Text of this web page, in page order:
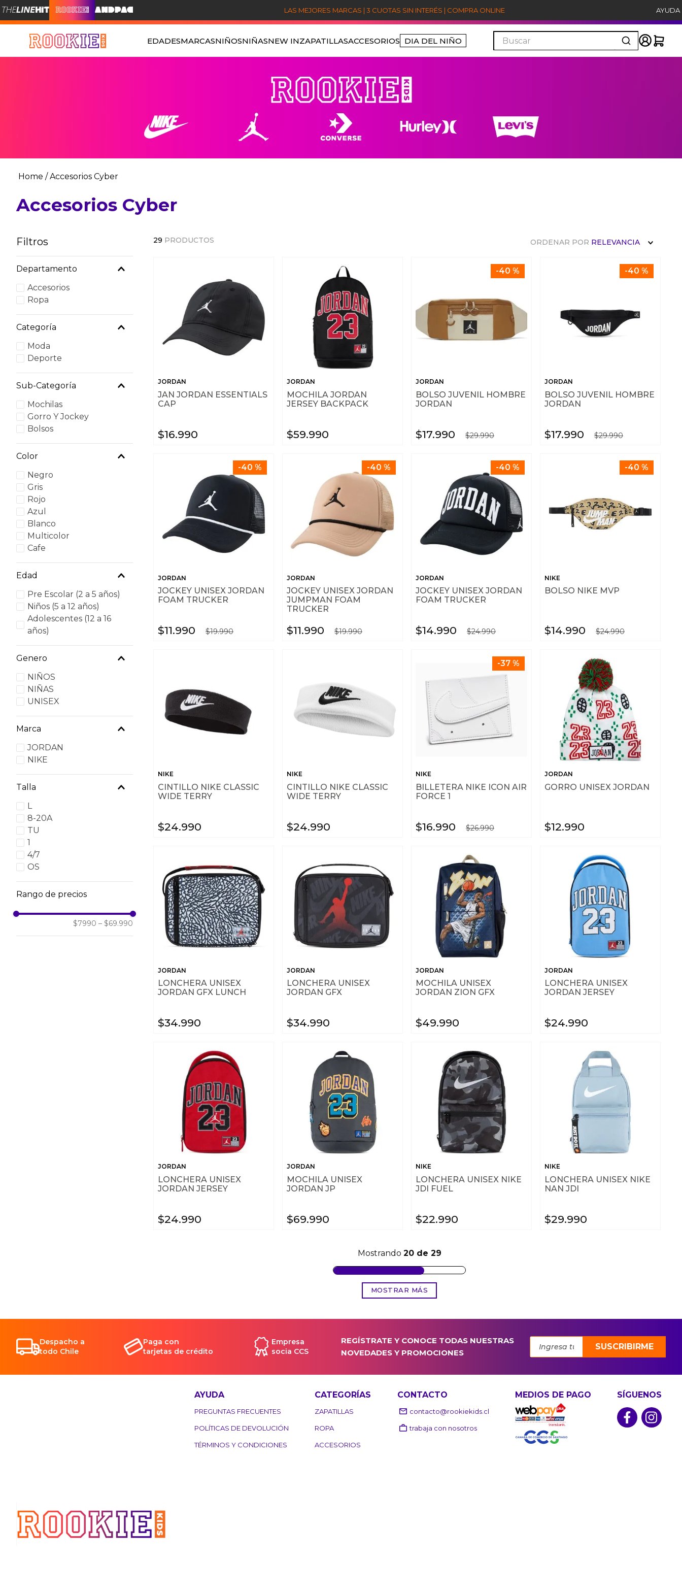
LAS MEJORES MARCAS | 3 CUOTAS SIN INTERÉS | COMPRA ONLINE AYUDA
EDADESMARCASNIÑOSNIÑASNEW INZAPATILLASACCESORIOS DIA DEL NIÑO
Buscar
Accesorios Cyber
Accesorios Cyber
Filtros
Departamento
Accesorios
Ropa
Categoría
Moda
Deporte
Sub-Categoría
Mochilas
Gorro Y Jockey
Bolsos
Color
Negro
Gris
Rojo
Azul
Blanco
Multicolor
Cafe
Edad
Pre Escolar (2 a 5 años)
Niños (5 a 12 años)
Adolescentes (12 a 16
años)
Genero
NIÑOS
NIÑAS
UNISEX
Marca
JORDAN
NIKE
Talla
L
8-20A
TU
1
4/7
OS
Rango de precios
$7990 – $69.990
29 PRODUCTOS ORDENAR POR RELEVANCIA
JORDAN
JAN JORDAN ESSENTIALS
CAP
$16.990
JORDAN
MOCHILA JORDAN
JERSEY BACKPACK
$59.990
-40 %
JORDAN
BOLSO JUVENIL HOMBRE
JORDAN
$17.990 $29.990
-40 %
JORDAN
BOLSO JUVENIL HOMBRE
JORDAN
$17.990 $29.990
-40 %
JORDAN
JOCKEY UNISEX JORDAN
FOAM TRUCKER
$11.990 $19.990
-40 %
JORDAN
JOCKEY UNISEX JORDAN
JUMPMAN FOAM
TRUCKER
$11.990 $19.990
-40 %
JORDAN
JOCKEY UNISEX JORDAN
FOAM TRUCKER
$14.990 $24.990
-40 %
NIKE
BOLSO NIKE MVP
$14.990 $24.990
NIKE
CINTILLO NIKE CLASSIC
WIDE TERRY
$24.990
NIKE
CINTILLO NIKE CLASSIC
WIDE TERRY
$24.990
-37 %
NIKE
BILLETERA NIKE ICON AIR
FORCE 1
$16.990 $26.990
JORDAN
GORRO UNISEX JORDAN
$12.990
JORDAN
LONCHERA UNISEX
JORDAN GFX LUNCH
$34.990
JORDAN
LONCHERA UNISEX
JORDAN GFX
$34.990
JORDAN
MOCHILA UNISEX
JORDAN ZION GFX
$49.990
JORDAN
LONCHERA UNISEX
JORDAN JERSEY
$24.990
JORDAN
LONCHERA UNISEX
JORDAN JERSEY
$24.990
JORDAN
MOCHILA UNISEX
JORDAN JP
$69.990
NIKE
LONCHERA UNISEX NIKE
JDI FUEL
$22.990
NIKE
LONCHERA UNISEX NIKE
NAN JDI
$29.990
Mostrando 20 de 29
MOSTRAR MÁS
Despacho a
todo Chile
Paga con
tarjetas de crédito
Empresa
socia CCS
REGÍSTRATE Y CONOCE TODAS NUESTRAS
NOVEDADES Y PROMOCIONES
SUSCRIBIRME
AYUDA
PREGUNTAS FRECUENTES
POLÍTICAS DE DEVOLUCIÓN
TÉRMINOS Y CONDICIONES
CATEGORÍAS
ZAPATILLAS
ROPA
ACCESORIOS
CONTACTO
contacto@rookiekids.cl
trabaja con nosotros
MEDIOS DE PAGO SÍGUENOS
1.
niños
sets
jordan
nike